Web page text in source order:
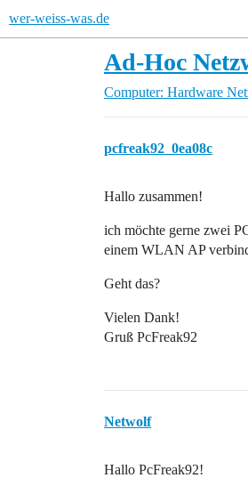
wer-weiss-was.de
Ad-Hoc
Computer: Hardware
pcfreak92_0ea08c
Hallo zusammen!
ich möchte gerne zwei
einem WLAN AP
Geht das?
Vielen Dank!
Gruß PcFreak92
Netwolf
Hallo PcFreak92!